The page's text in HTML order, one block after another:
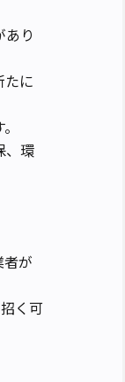
り
たに
、環
が
く可